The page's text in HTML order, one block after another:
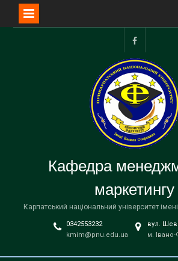
facebook
Кафедра
маркетингу
Карпатський національний університет
0342553232
kmim@pnu.edu.ua
вул.
м.